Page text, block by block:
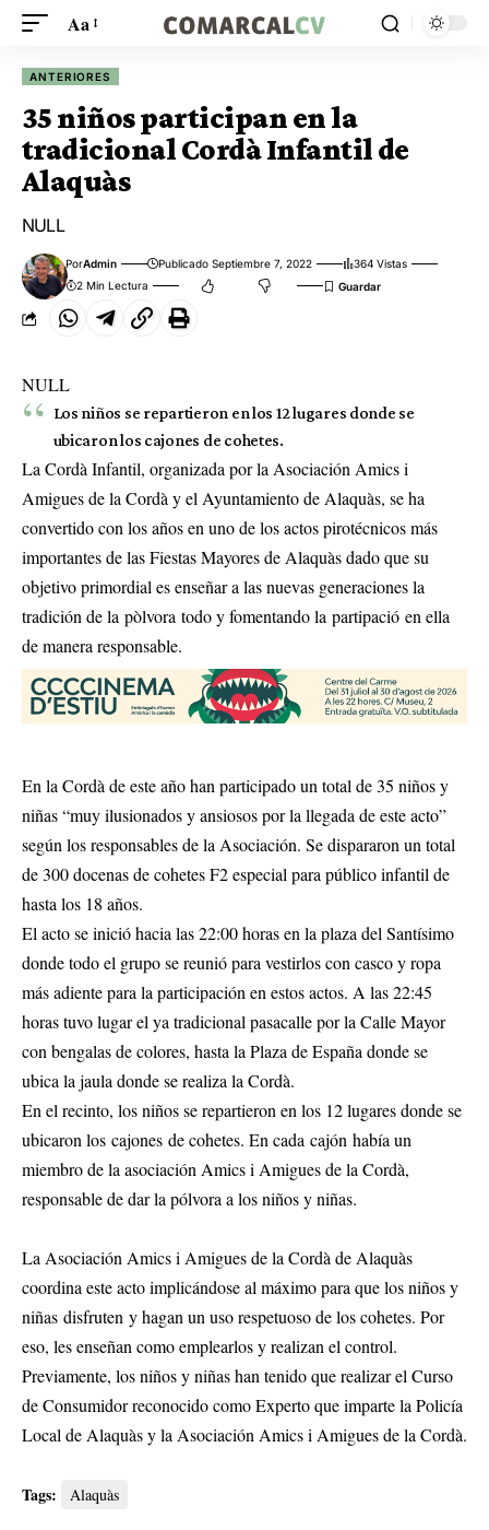
Aa
ANTERIORES
35 niños participan en la
tradicional Cordà Infantil de
Alaquàs
NULL
PorAdmin Publicado Septiembre 7, 2022
364 Vistas
2 Min Lectura
NULL
Los niños se repartieron en los 12 lugares donde se
ubicaron los cajones de cohetes.
La Cordà Infantil, organizada por la Asociación Amics i
Amigues de la Cordà y el Ayuntamiento de Alaquàs, se ha
convertido con los años en uno de los actos pirotécnicos más
importantes de las Fiestas Mayores de Alaquàs dado que su
objetivo primordial es enseñar a las nuevas generaciones la
tradición de la pòlvora todo y fomentando la partipació en ella
de manera responsable.
En la Cordà de este año han participado un total de 35 niños y
niñas “muy ilusionados y ansiosos por la llegada de este acto”
según los responsables de la Asociación. Se dispararon un total
de 300 docenas de cohetes F2 especial para público infantil de
hasta los 18 años.
El acto se inició hacia las 22:00 horas en la plaza del Santísimo
donde todo el grupo se reunió para vestirlos con casco y ropa
más adiente para la participación en estos actos. A las 22:45
horas tuvo lugar el ya tradicional pasacalle por la Calle Mayor
con bengalas de colores, hasta la Plaza de España donde se
ubica la jaula donde se realiza la Cordà.
En el recinto, los niños se repartieron en los 12 lugares donde se
ubicaron los cajones de cohetes. En cada cajón había un
miembro de la asociación Amics i Amigues de la Cordà,
responsable de dar la pólvora a los niños y niñas.
La Asociación Amics i Amigues de la Cordà de Alaquàs
coordina este acto implicándose al máximo para que los niños y
niñas disfruten y hagan un uso respetuoso de los cohetes. Por
eso, les enseñan como emplearlos y realizan el control.
Previamente, los niños y niñas han tenido que realizar el Curso
de Consumidor reconocido como Experto que imparte la Policía
Local de Alaquàs y la Asociación Amics i Amigues de la Cordà.
Tags: Alaquàs